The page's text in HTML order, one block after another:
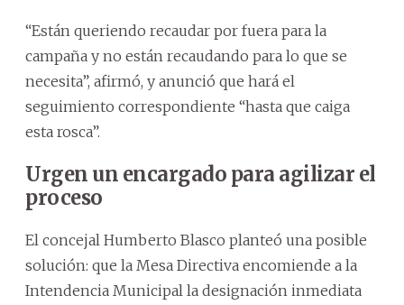
“Están queriendo recaudar por fuera para la
campaña y no están recaudando para lo que se
necesita”, afirmó, y anunció que hará el
seguimiento correspondiente “hasta que caiga
esta rosca”.
Urgen un encargado para agilizar el
proceso
El concejal Humberto Blasco planteó una posible
solución: que la Mesa Directiva encomiende a la
Intendencia Municipal la designación inmediata